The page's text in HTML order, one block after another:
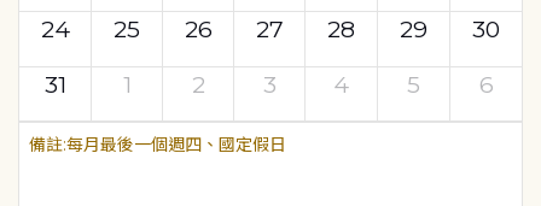
24
25 26 27 28 29
30
31
1 2 3 4 5 6
每月最後一個週四、國定假日